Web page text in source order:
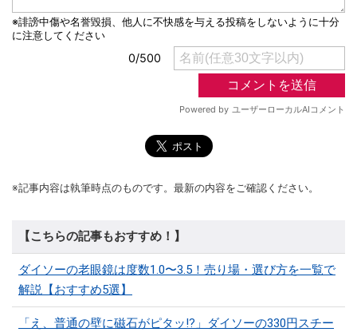
※記事内容は執筆時点のものです。最新の内容をご確認ください。
【こちらの記事もおすすめ！】
ダイソーの老眼鏡は度数1.0〜3.5！売り場・選び方を一覧で
解説【おすすめ5選】
「え、普通の壁に磁石がピタッ!?」ダイソーの330円スチー